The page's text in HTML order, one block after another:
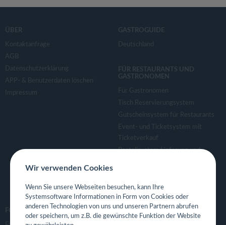
ÜBER
Kontaktanfrage
AGB
Datenschutzerklärung
APP- & Benutzerdaten löschen
Impressum
GASTROGUIDE
Deutschland
FÜR RESTAURANTS UND
GASTRONOMEN
Für Gastronomen
Tisch Reservierungsystem
Gutscheinsystem für Restaurants
Event- und Ticketsystem mit
Ticketverkauf
Bestellsystem Lieferung und
Eigene App für Restaurant
FOLGE UNS
Wir verwenden Cookies
Wenn Sie unsere Webseiten besuchen, kann Ihre
Systemsoftware Informationen in Form von Cookies oder
anderen Technologien von uns und unseren Partnern abrufen
oder speichern, um z.B. die gewünschte Funktion der Website